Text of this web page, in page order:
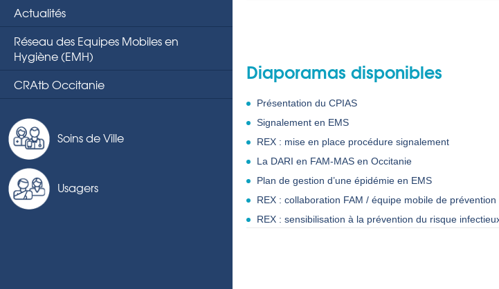
Actualités
Réseau des Equipes Mobiles en
Hygiène (EMH)
CRAtb Occitanie
Soins de Ville
Usagers
Diaporamas disponibles
Présentation du CPIAS
Signalement en EMS
REX : mise en place procédure signalement
La DARI en FAM-MAS en Occitanie
Plan de gestion d’une épidémie en EMS
REX : collaboration FAM / équipe mobile de
REX : sensibilisation à la prévention du risque